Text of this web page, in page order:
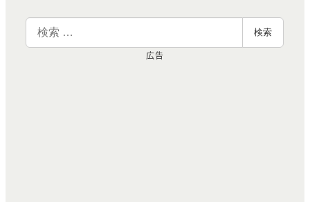
検
索
検索
広告